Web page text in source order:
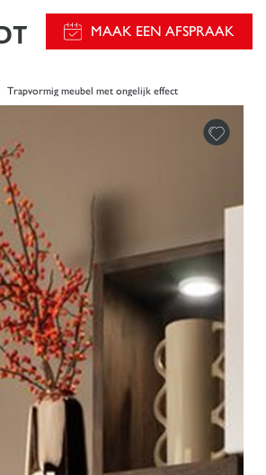
MAAK EEN AFSPRAAK
Trapvormig meubel met ongelijk effect